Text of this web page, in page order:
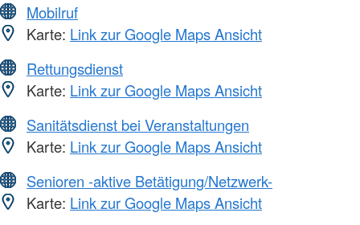
Mobilruf
Karte: Link zur Google Maps Ansicht
Rettungsdienst
Karte: Link zur Google Maps Ansicht
Sanitätsdienst bei Veranstaltungen
Karte: Link zur Google Maps Ansicht
Senioren -aktive Betätigung/Netzwerk-
Karte: Link zur Google Maps Ansicht